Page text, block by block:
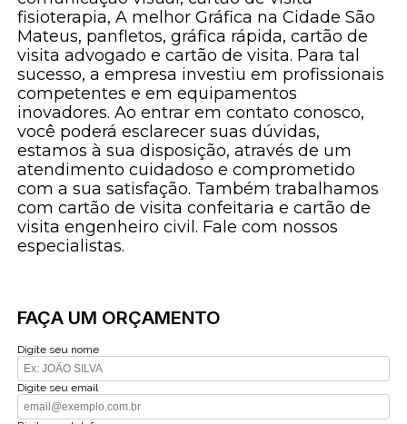
fisioterapia, A melhor Gráfica na Cidade São
Mateus, panfletos, gráfica rápida, cartão de
visita advogado e cartão de visita. Para tal
sucesso, a empresa investiu em profissionais
competentes e em equipamentos
inovadores. Ao entrar em contato conosco,
você poderá esclarecer suas dúvidas,
estamos à sua disposição, através de um
atendimento cuidadoso e comprometido
com a sua satisfação. Também trabalhamos
com cartão de visita confeitaria e cartão de
visita engenheiro civil. Fale com nossos
especialistas.
FAÇA UM ORÇAMENTO
Digite seu nome
Digite seu email